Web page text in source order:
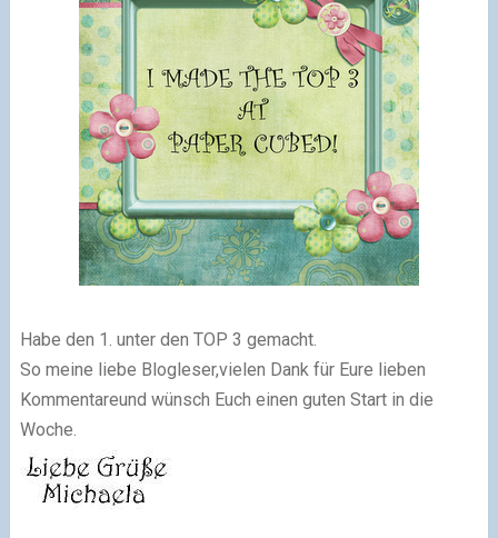
Habe den 1. unter den TOP 3 gemacht.
So meine liebe Blogleser,vielen Dank für Eure lieben
Kommentareund wünsch Euch einen guten Start in die
Woche.